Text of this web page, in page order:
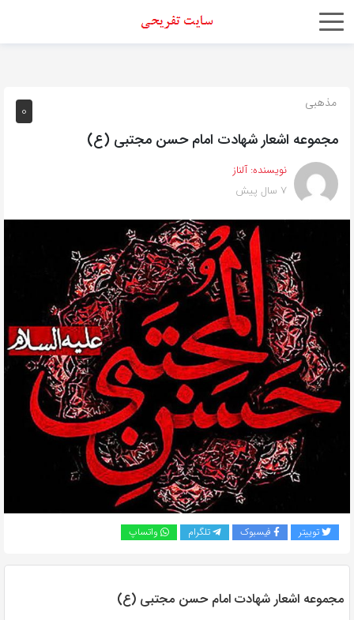
اشتراک
از
روش‌های
زیر
می‌توانید
دوستان
خود
به
اشتراک
بگذارید.
0 مذهبی
مجموعه اشعار شهادت امام حسن مجتبی (ع)
نویسنده:آلناز
7 سال پیش
توییتر فیسبوک تلگرام واتساپ
مجموعه اشعار شهادت امام حسن مجتبی (ع)